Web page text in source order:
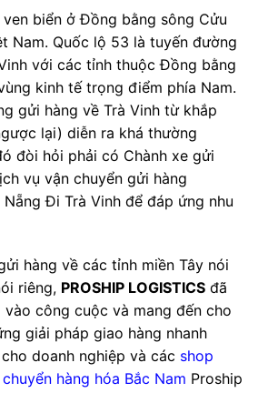
biển ở Đồng bằng sông Cửu
Nam. Quốc lộ 53 là tuyến đường
với các tỉnh thuộc Đồng bằng
kinh tế trọng điểm phía Nam.
gửi hàng về Trà Vinh từ khắp
lại) diễn ra khá thường
đòi hỏi phải có Chành xe gửi
vụ vận chuyển gửi hàng
Đi Trà Vinh để đáp ứng nhu
hàng về các tỉnh miền Tây nói
riêng, PROSHIP LOGISTICS đã
công cuộc và mang đến cho
giải pháp giao hàng nhanh
doanh nghiệp và các shop
hàng hóa Bắc Nam Proship